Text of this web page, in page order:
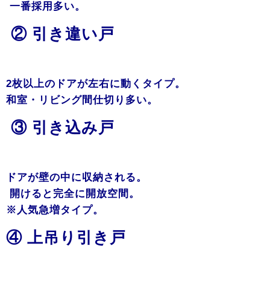
一番採用多い。
② 引き違い戸
2枚以上のドアが左右に動くタイプ。
和室・リビング間仕切り多い。
③ 引き込み戸
ドアが壁の中に収納される。
開けると完全に開放空間。
※人気急増タイプ。
④ 上吊り引き戸